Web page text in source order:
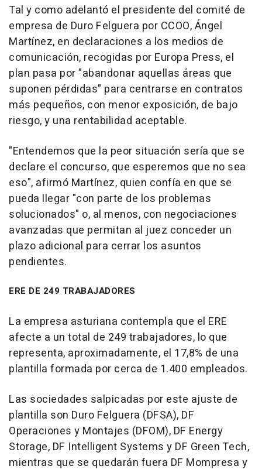
Tal y como adelantó el presidente del comité de
empresa de Duro Felguera por CCOO, Ángel
Martínez, en declaraciones a los medios de
comunicación, recogidas por Europa Press, el
plan pasa por "abandonar aquellas áreas que
suponen pérdidas" para centrarse en contratos
más pequeños, con menor exposición, de bajo
riesgo, y una rentabilidad aceptable.
"Entendemos que la peor situación sería que se
declare el concurso, que esperemos que no sea
eso", afirmó Martínez, quien confía en que se
pueda llegar "con parte de los problemas
solucionados" o, al menos, con negociaciones
avanzadas que permitan al juez conceder un
plazo adicional para cerrar los asuntos
pendientes.
ERE DE 249 TRABAJADORES
La empresa asturiana contempla que el ERE
afecte a un total de 249 trabajadores, lo que
representa, aproximadamente, el 17,8% de una
plantilla formada por cerca de 1.400 empleados.
Las sociedades salpicadas por este ajuste de
plantilla son Duro Felguera (DFSA), DF
Operaciones y Montajes (DFOM), DF Energy
Storage, DF Intelligent Systems y DF Green Tech,
mientras que se quedarán fuera DF Mompresa y